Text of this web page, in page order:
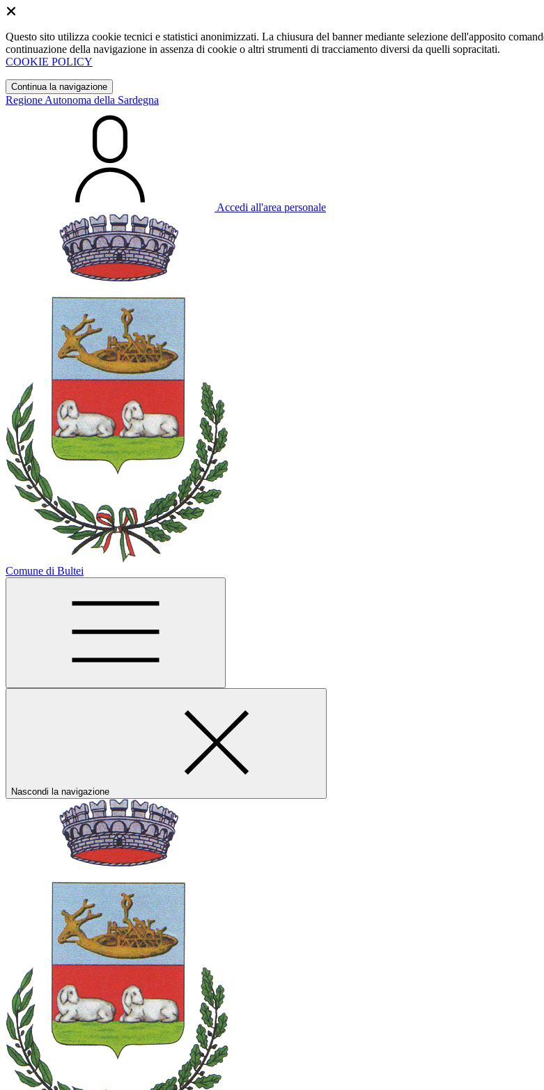
Questo sito utilizza cookie tecnici e statistici anonimizzati. La chiusura del banner mediante selezione dell'apposito
continuazione della navigazione in assenza di cookie o altri strumenti di tracciamento diversi da quelli sopracitati.
COOKIE POLICY
Continua la navigazione
Regione Autonoma della Sardegna
Accedi all'area personale
Comune di Bultei
Nascondi la navigazione